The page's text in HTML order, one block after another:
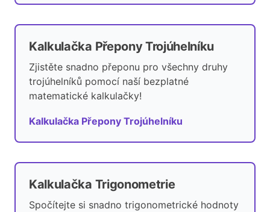
Kalkulačka Přepony Trojúhelníku
Zjistěte snadno přeponu pro všechny druhy
trojúhelníků pomocí naší bezplatné
matematické kalkulačky!
Kalkulačka Přepony Trojúhelníku
Kalkulačka Trigonometrie
Spočítejte si snadno trigonometrické hodnoty